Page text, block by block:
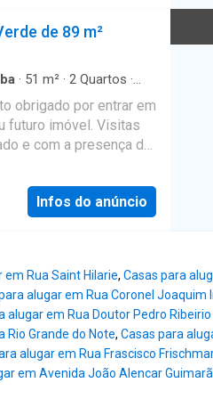
ideal para famílias
no dia a dia.
do bairro
em uma área
próxima a escolas,
e diversos serviços
proporciona fácil
e às principais vias da
salas (estar,
com armário
de 89 m²
· 51 m² · 2 Quartos ·
obrigado por entrar em
futuro imóvel. Visitas
e com a presença do
madeira com
- sofá reclinável
/frio. -cama box
forração branca. -um
Quarto visita -armário
com uma porta
portas e abaixo um
- sofá cama. -
Infos do anúncio
em Rua Saint Hilarie, Casas para
alugar em Rua Coronel Joaquim
alugar em Rua Doutor Pedro
Rio Grande do Note, Casas para
alugar em Rua Frascisco
em Avenida João Alencar